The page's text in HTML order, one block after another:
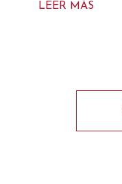
LEER MÁS